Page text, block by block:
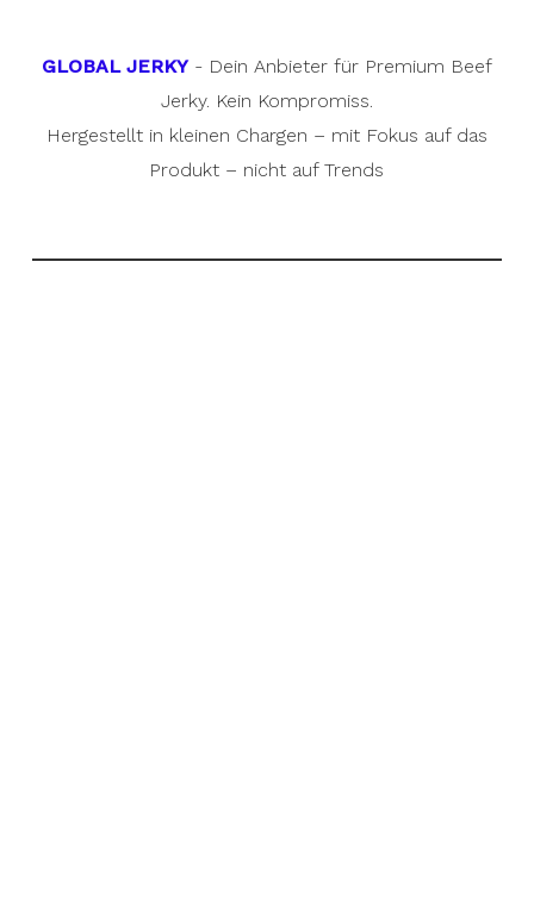
GLOBAL JERKY- Dein Anbieter für Premium Beef
Jerky. Kein Kompromiss.
Hergestellt in kleinen Chargen – mit Fokus auf das
Produkt – nicht auf Trends